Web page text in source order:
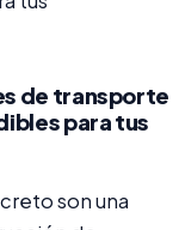
de transporte
para tus
son una